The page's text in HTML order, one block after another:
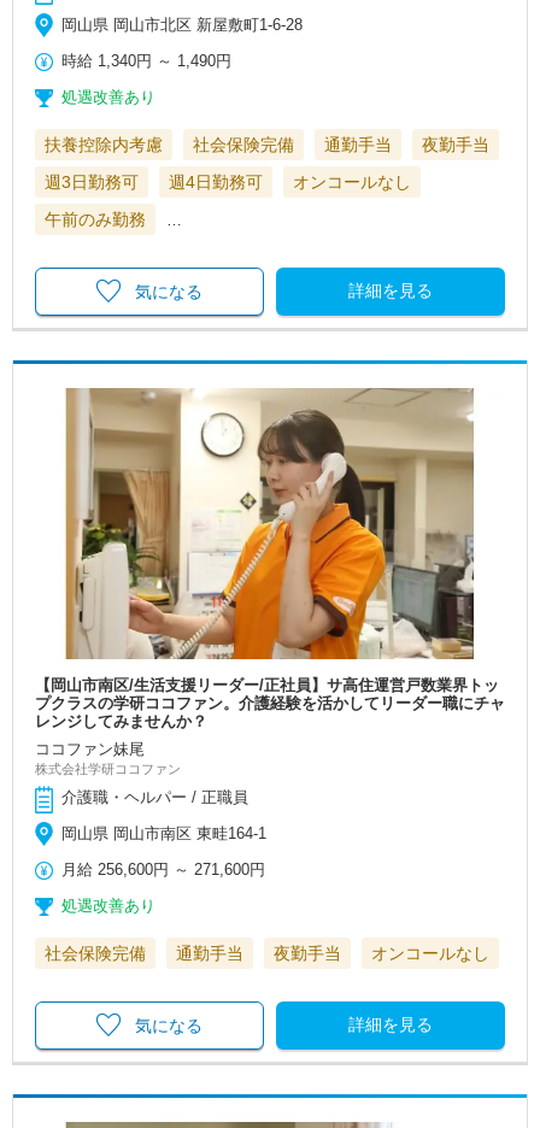
岡山県 岡山市北区 新屋敷町1-6-28
時給 1,340円 ～ 1,490円
処遇改善あり
扶養控除内考慮 社会保険完備 通勤手当
夜勤手当
週3日勤務可
週4日勤務可
オンコールなし
午前のみ勤務
…
詳細を見る
気になる
【岡山市南区/生活支援リーダー/正社員】サ高住運営戸数業界トッ
プクラスの学研ココファン。介護経験を活かしてリーダー職にチャ
レンジしてみませんか？
ココファン妹尾
株式会社学研ココファン
介護職・ヘルパー / 正職員
岡山県 岡山市南区 東畦164-1
月給 256,600円 ～271,600円
処遇改善あり
社会保険完備 通勤手当 夜勤手当 オンコールなし
詳細を見る
気になる